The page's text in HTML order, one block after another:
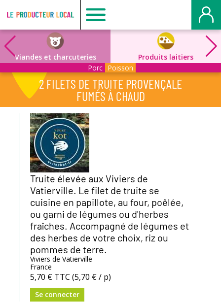
Producteur
-
Mont
Saint
Aignan
Viandes et charcuteries
Produits laitiers
Porc Poisson
2 FILETS DE TRUITE PROVENÇALE
FUMÉS À CHAUD
Truite élevée aux Viviers de
Vatierville. Le filet de truite se
cuisine en papillote, au four, poêlée,
ou garni de légumes ou d'herbes
fraîches. Accompagné de légumes et
des herbes de votre choix, riz ou
pommes de terre.
Viviers de Vatierville
France
5,70 € TTC (5,70 € / p)
Se connecter